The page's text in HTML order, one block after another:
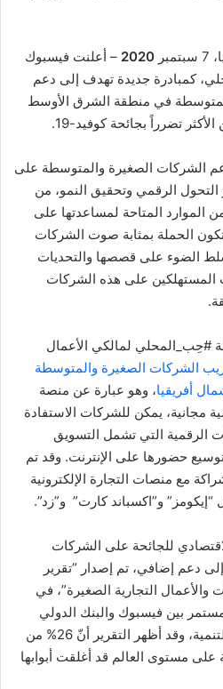
2020 – أعلنت فيسبوك
كمبادرة جديدة تهدف إلى دعم
في منطقة الشرق الأوسط
تضرراً بجائحة كوفيد-19.
الشركات الصغيرة والمتوسطة على
الرقمي وتحقيق النمو، من
المتاحة لمساعدتها على
الحملة بمثابة صوت الشركات
الضوء على قصصها والتحديات
المستهلكين على هذه الشركات
#حِب_المحلي لمالكي الأعمال
الشركات الصغيرة والمتوسطة
أفريقيا، وهو عبارة عن منصة
مجانية، يمكن للشركات الاستفادة
الرقمية التي تشمل التسويق
حضورها على الإنترنت. وقد تم
مع منصات التجارة الإلكترونية
و”اكسباند كارت” و”زد”.
للجائحة على الشركات
دعم إضافي، تم إصدار “تقرير
التجارية الصغيرة”، في
مستمر بين فيسبوك والبنك الدولي
ومنظمة التعاون الاقتصادي والتنمية، وقد أظهر التقرير أنّ 26% من
مستوى العالم قد أغلقت أبوابها